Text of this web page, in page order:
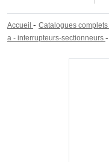
Accueil - Catalogues complets
a - interrupteurs-sectionneurs -